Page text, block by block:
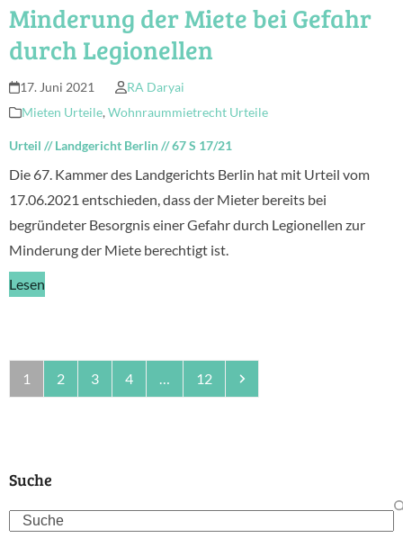
Minderung der Miete bei Gefahr
durch Legionellen
17. Juni 2021
RA Daryai
Mieten Urteile, Wohnraummietrecht Urteile
Urteil //Landgericht Berlin//67 S 17/21
Die 67. Kammer des Landgerichts Berlin hat mit Urteil vom
17.06.2021 entschieden, dass der Mieter bereits bei
begründeter Besorgnis einer Gefahr durch Legionellen zur
Minderung der Miete berechtigt ist.
Lesen
Seite
1 Seite
2 Seite
3 Seite
4 … Seite
12 Vorwärts
Suche
Search